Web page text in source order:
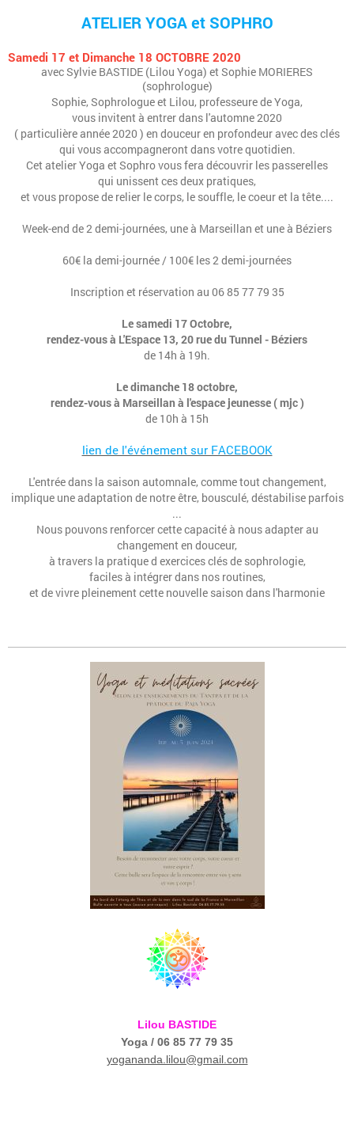
ATELIER YOGA et SOPHRO
Samedi 17 et Dimanche 18 OCTOBRE 2020
avec Sylvie BASTIDE (Lilou Yoga) et Sophie MORIERES
(sophrologue)
Sophie, Sophrologue et Lilou, professeure de Yoga,
vous invitent à entrer dans l'automne 2020
( particulière année 2020 ) en douceur en profondeur avec des clés
qui vous accompagneront dans votre quotidien.
Cet atelier Yoga et Sophro vous fera découvrir les passerelles
qui unissent ces deux pratiques,
et vous propose de relier le corps, le souffle, le coeur et la tête....
Week-end de 2 demi-journées, une à Marseillan et une à Béziers
60€ la demi-journée / 100€ les 2 demi-journées
Inscription et réservation au 06 85 77 79 35
Le samedi 17 Octobre,
rendez-vous à L'Espace 13, 20 rue du Tunnel - Béziers
de 14h à 19h.
Le dimanche 18 octobre,
rendez-vous à Marseillan à l'espace jeunesse ( mjc )
de 10h à 15h
lien de l'événement sur FACEBOOK
L'entrée dans la saison automnale, comme tout changement,
implique une adaptation de notre être, bousculé, déstabilise parfois
...
Nous pouvons renforcer cette capacité à nous adapter au
changement en douceur,
à travers la pratique d exercices clés de sophrologie,
faciles à intégrer dans nos routines,
et de vivre pleinement cette nouvelle saison dans l'harmonie
Lilou BASTIDE
Yoga / 06 85 77 79 35
yogananda.lilou@gmail.com